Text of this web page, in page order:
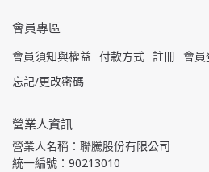
會員專區
會員須知與權益 付款方式 註冊 會員
忘記/更改密碼
營業人資訊
營業人名稱：聯騰股份有限公司
統一編號：90213010